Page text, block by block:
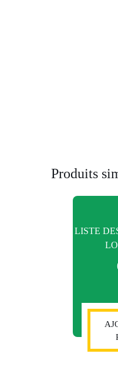
Produits
LISTE